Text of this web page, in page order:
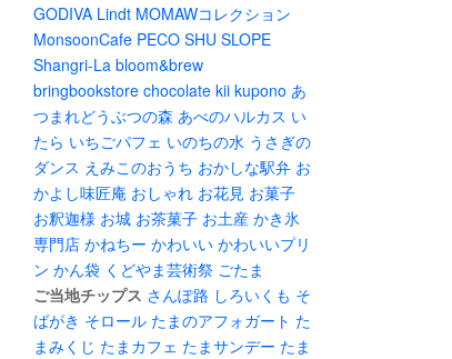
GODIVA Lindt MOMAWコレクション
MonsoonCafe PECO SHU SLOPE
Shangri-La bloom&brew
bringbookstore chocolate kii kupono あ
つまれどうぶつの森 あべのハルカス い
たら いちごパフェ いのちの水 うさぎの
ダンス えみこのおうち おかしな駅弁 お
かよし味匠庵 おしゃれ お花見 お菓子
お釈迦様 お城 お茶菓子 お土産 かき氷
専門店 かねちー かわいい かわいいプリ
ン かん袋 くどやま芸術祭 ごたま
ご当地チップス さんぽ路 しろいくも そ
ばがき そロール たまのアフォガート た
まみくじ たまカフェ たまサンデー たま